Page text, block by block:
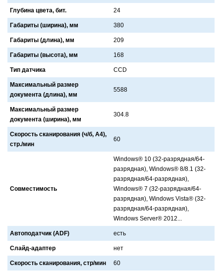
Глубина цвета, бит. 24
Габариты (ширина), мм 380
Габариты (длина), мм 209
Габариты (высота), мм 168
Тип датчика CCD
Максимальный размер
документа (длина), мм
5588
Максимальный размер
документа (ширина), мм
304.8
Скорость сканирования (ч/б, А4),
стр./мин
60
Совместимость
Windows® 10 (32-рaзряднaя/64-
рaзряднaя), Windows® 8/8.1 (32-
рaзряднaя/64-рaзряднaя),
Windows® 7 (32-рaзряднaя/64-
рaзряднaя), Windows Vista® (32-
рaзряднaя/64-рaзряднaя),
Windows Server® 2012...
Автоподатчик (ADF) есть
Слайд-адаптер нет
Скорость сканирования, стр/мин 60